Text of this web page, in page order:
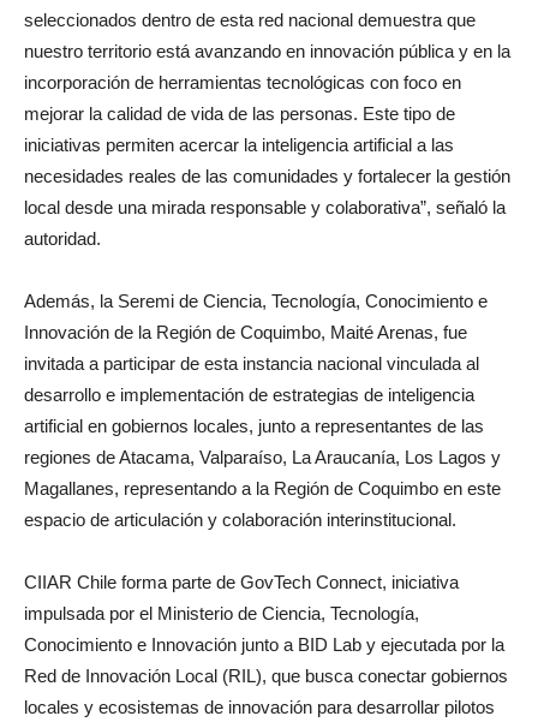
seleccionados dentro de esta red nacional demuestra que
nuestro territorio está avanzando en innovación pública y en la
incorporación de herramientas tecnológicas con foco en
mejorar la calidad de vida de las personas. Este tipo de
iniciativas permiten acercar la inteligencia artificial a las
necesidades reales de las comunidades y fortalecer la gestión
local desde una mirada responsable y colaborativa”, señaló la
autoridad.
Además, la Seremi de Ciencia, Tecnología, Conocimiento e
Innovación de la Región de Coquimbo, Maité Arenas, fue
invitada a participar de esta instancia nacional vinculada al
desarrollo e implementación de estrategias de inteligencia
artificial en gobiernos locales, junto a representantes de las
regiones de Atacama, Valparaíso, La Araucanía, Los Lagos y
Magallanes, representando a la Región de Coquimbo en este
espacio de articulación y colaboración interinstitucional.
CIIAR Chile forma parte de GovTech Connect, iniciativa
impulsada por el Ministerio de Ciencia, Tecnología,
Conocimiento e Innovación junto a BID Lab y ejecutada por la
Red de Innovación Local (RIL), que busca conectar gobiernos
locales y ecosistemas de innovación para desarrollar pilotos